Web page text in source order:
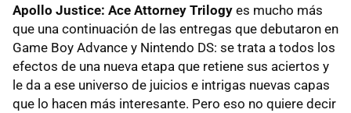
Apollo Justice: Ace Attorney Trilogy es mucho más
que una continuación de las entregas que debutaron en
Game Boy Advance y Nintendo DS: se trata a todos los
efectos de una nueva etapa que retiene sus aciertos y
le da a ese universo de juicios e intrigas nuevas capas
que lo hacen más interesante. Pero eso no quiere decir